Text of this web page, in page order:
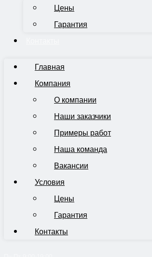
Цены
Гарантия
Главная
Компания
О компании
Наши заказчики
Примеры работ
Наша команда
Вакансии
Условия
Цены
Гарантия
Контакты